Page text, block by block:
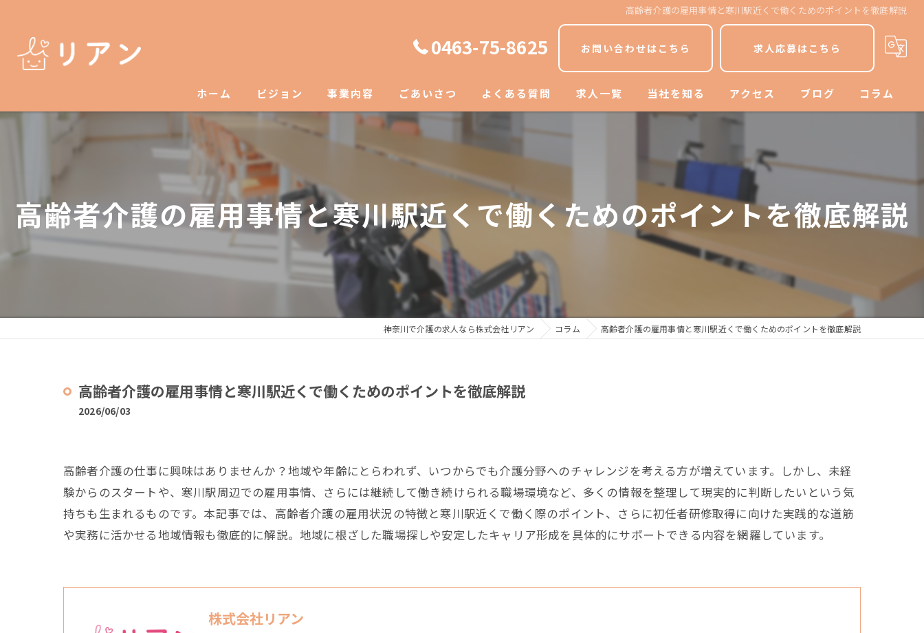
高齢者介護の雇用事情と寒川駅近くで働くためのポイントを徹底解説
0463-75-8625 お問い合わせはこちら 求人応募はこちら
ホーム ビジョン 事業内容 ごあいさつ よくある質問 求人一覧 当社を知る
平塚市の介護
パート
ヘルパー
アクセス ブログ コラム
高齢者介護の雇用事情と寒川駅近くで働くためのポイントを徹底解説
神奈川で介護の求人なら株式会社リアン コラム 高齢者介護の雇用事情と寒川駅近くで働くためのポイントを徹底解説
高齢者介護の雇用事情と寒川駅近くで働くためのポイントを徹底解説
2026/06/03
高齢者介護の仕事に興味はありませんか？地域や年齢にとらわれず、いつからでも介護分野へのチャレンジを考える方が増えています。しかし、未経
験からのスタートや、寒川駅周辺での雇用事情、さらには継続して働き続けられる職場環境など、多くの情報を整理して現実的に判断したいという気
持ちも生まれるものです。本記事では、高齢者介護の雇用状況の特徴と寒川駅近くで働く際のポイント、さらに初任者研修取得に向けた実践的な道筋
や実務に活かせる地域情報も徹底的に解説。地域に根ざした職場探しや安定したキャリア形成を具体的にサポートできる内容を網羅しています。
株式会社リアン